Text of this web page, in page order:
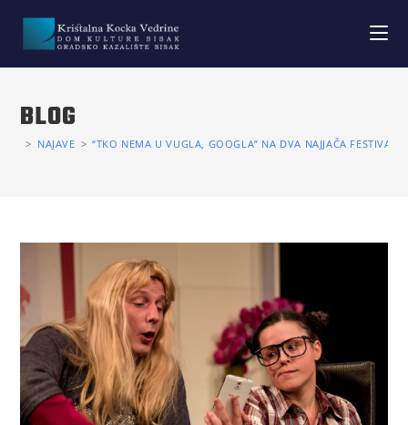
BLOG
> NAJAVE > “TKO NEMA U VUGLA, GOOGLA” NA DVA NAJJAČA FESTIVALA